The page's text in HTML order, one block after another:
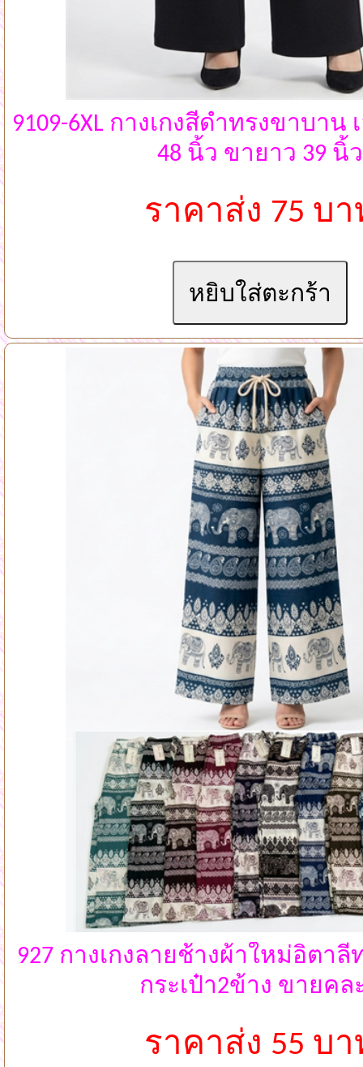
9109-6XL กางเกงสีดำทรงขาบาน
48 นิ้ว ขายาว 39 นิ้ว
ราคาส่ง 75 บ
927 กางเกงลายช้างผ้าใหม่อิตา
กระเป๋า2ข้าง ขายคล
ราคาส่ง 55 บ